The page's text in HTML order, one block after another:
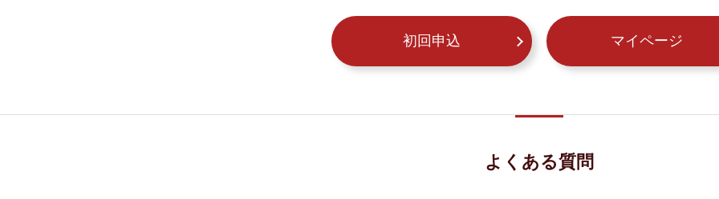
初回申込 マイページ
よくある質問